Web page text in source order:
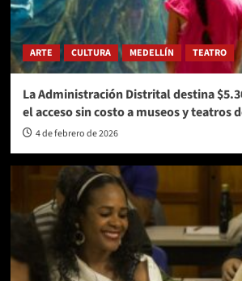
ARTE CULTURA MEDELLÍN TEATRO
La Administración Distrital destina
el acceso sin costo a museos y teatros
4 de febrero de 2026